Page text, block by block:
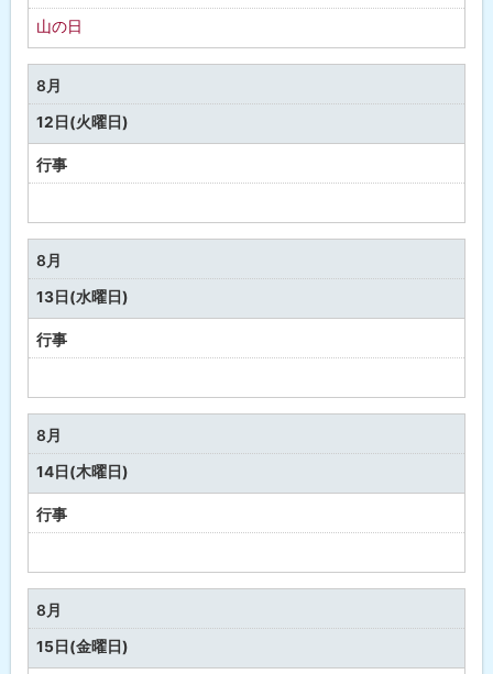
山の日
8月
12日(火曜日)
行事
定
な
し
8月
13日(水曜日)
行事
定
な
し
8月
14日(木曜日)
行事
定
な
し
8月
15日(金曜日)